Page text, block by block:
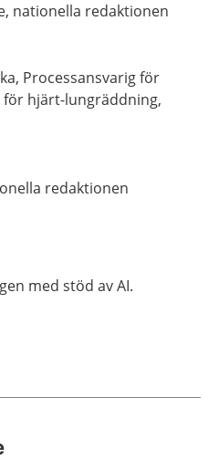
nationella redaktionen
Processansvarig för
för hjärt-lungräddning,
redaktionen
med stöd av AI.